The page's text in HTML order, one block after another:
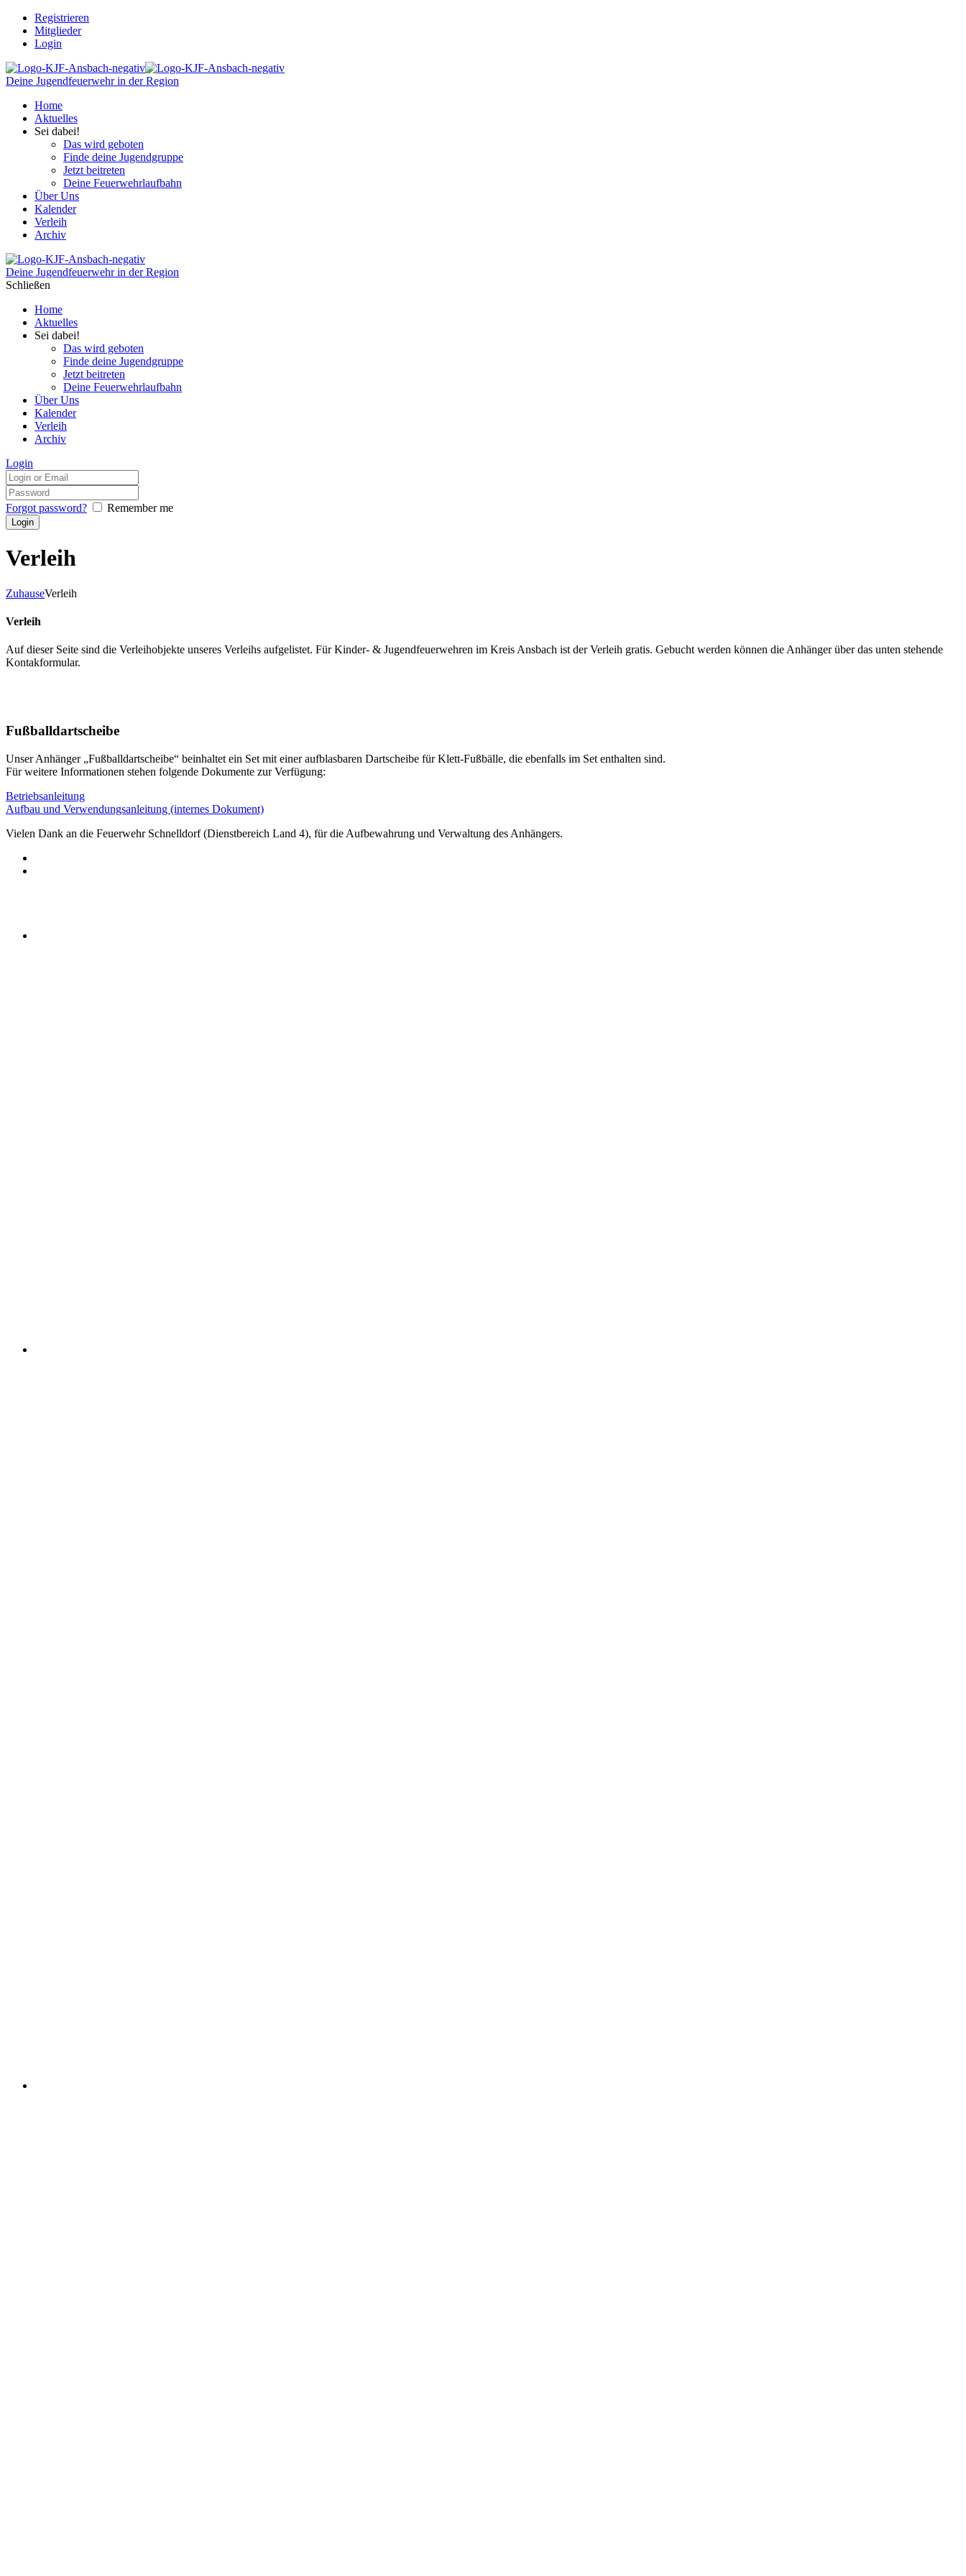
Registrieren
Mitglieder
Login
Deine Jugendfeuerwehr in der Region
Home
Aktuelles
Sei dabei!
Das wird geboten
Finde deine Jugendgruppe
Jetzt beitreten
Deine Feuerwehrlaufbahn
Über Uns
Kalender
Verleih
Archiv
Deine Jugendfeuerwehr in der Region
Schließen
Home
Aktuelles
Sei dabei!
Das wird geboten
Finde deine Jugendgruppe
Jetzt beitreten
Deine Feuerwehrlaufbahn
Über Uns
Kalender
Verleih
Archiv
Login
Forgot password? Remember me
Verleih
ZuhauseVerleih
Verleih
Auf dieser Seite sind die Verleihobjekte unseres Verleihs aufgelistet. Für Kinder- & Jugendfeuerwehren im Kreis Ansbach ist der Verleih gratis. Gebucht werden können die Anhänger über das unten stehende
Kontakformular.
Fußballdartscheibe
Unser Anhänger „Fußballdartscheibe“ beinhaltet ein Set mit einer aufblasbaren Dartscheibe für Klett-Fußbälle, die ebenfalls im Set enthalten sind.
Für weitere Informationen stehen folgende Dokumente zur Verfügung:
Betriebsanleitung
Aufbau und Verwendungsanleitung (internes Dokument)
Vielen Dank an die Feuerwehr Schnelldorf (Dienstbereich Land 4), für die Aufbewahrung und Verwaltung des Anhängers.